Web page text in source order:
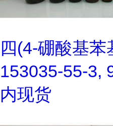
四(4-硼酸基
153035-55-3,
内现货